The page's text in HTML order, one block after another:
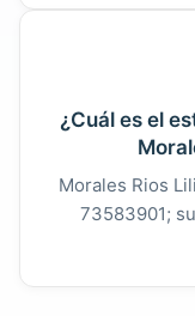
¿Cuál es el
Morales Rios
73583901;